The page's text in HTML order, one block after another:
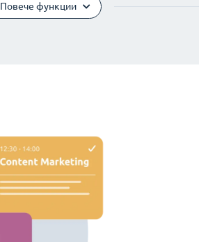
Повече функции